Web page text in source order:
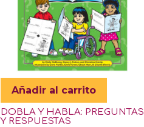
Añadir al carrito
DOBLA Y HABLA: PREGUNTAS
Y RESPUESTAS